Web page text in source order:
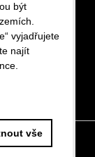
být
vyjadřujete
najít
vše